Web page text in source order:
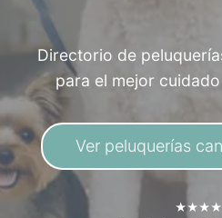
Directorio de
para el mejor
Ver peluquerías